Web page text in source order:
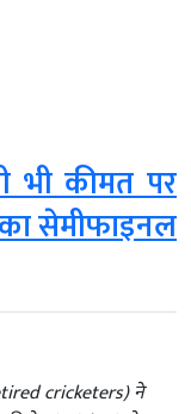
भी कीमत पर
सेमीफाइनल
cricketers) ने